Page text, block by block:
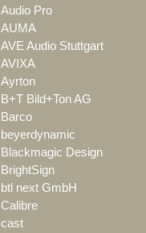
Audio Pro
AUMA
AVE Audio Stuttgart
AVIXA
Ayrton
B+T Bild+Ton AG
Barco
beyerdynamic
Blackmagic Design
BrightSign
btl next GmbH
Calibre
cast